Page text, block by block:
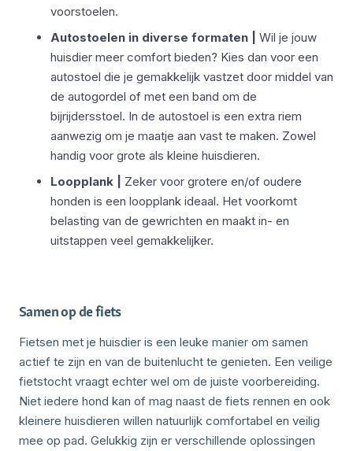
voorstoelen.
Autostoelen in diverse formaten | Wil je jouw
huisdier meer comfort bieden? Kies dan voor een
autostoel die je gemakkelijk vastzet door middel van
de autogordel of met een band om de
bijrijdersstoel. In de autostoel is een extra riem
aanwezig om je maatje aan vast te maken. Zowel
handig voor grote als kleine huisdieren.
Loopplank |
Zeker voor grotere en/of oudere
honden is een loopplank ideaal. Het voorkomt
belasting van de gewrichten en maakt in- en
uitstappen veel gemakkelijker.
Samen op de fiets
Fietsen met je huisdier is een leuke manier om samen
actief te zijn en van de buitenlucht te genieten. Een veilige
fietstocht vraagt echter wel om de juiste voorbereiding.
Niet iedere hond kan of mag naast de fiets rennen en ook
kleinere huisdieren willen natuurlijk comfortabel en veilig
mee op pad. Gelukkig zijn er verschillende oplossingen